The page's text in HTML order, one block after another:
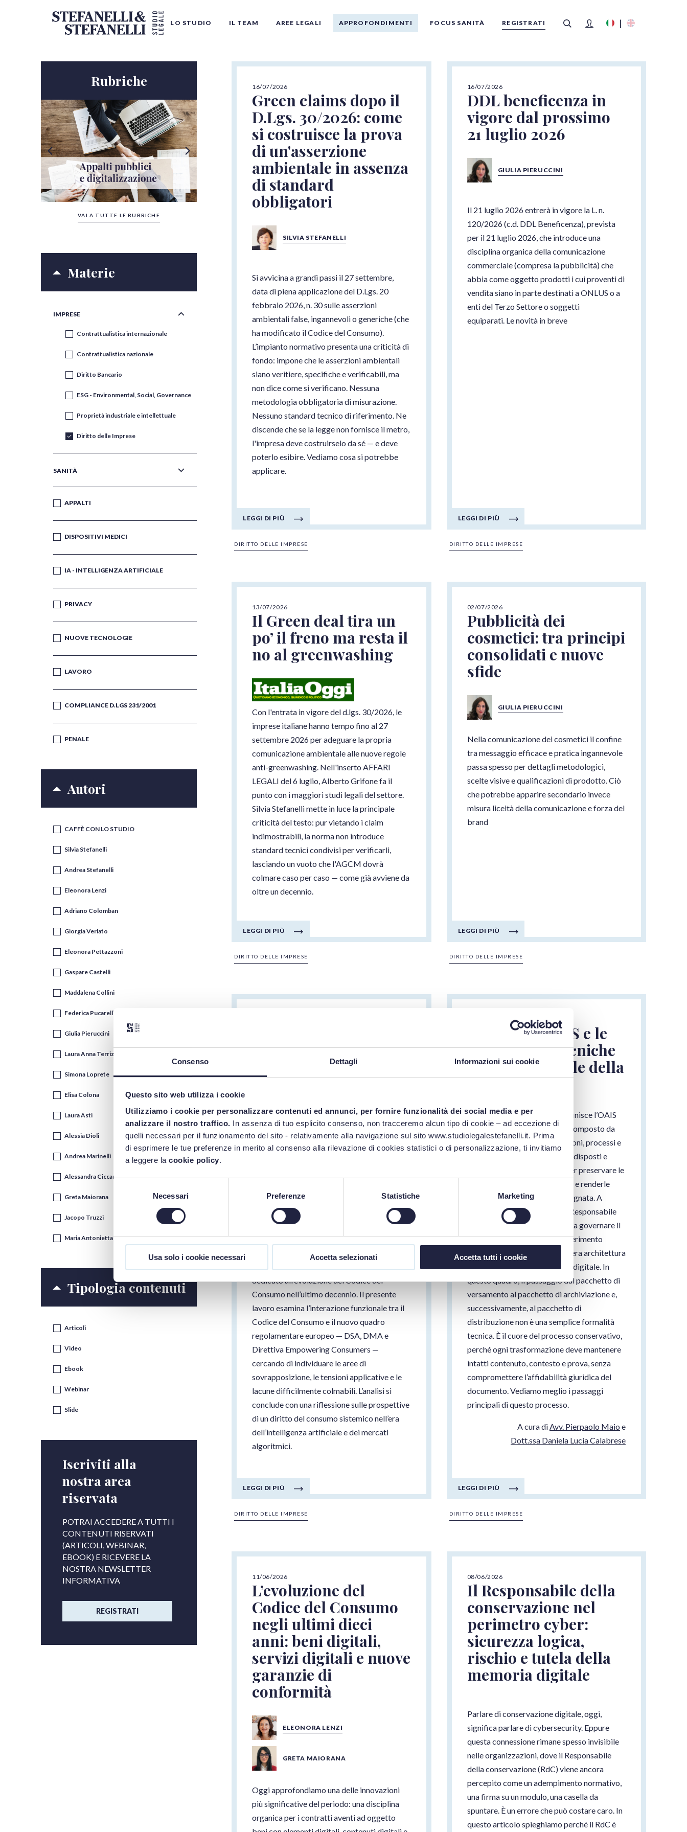
Consenso Dettagli Informazioni sui cookie
Questo sito web utilizza i cookie
Utilizziamo i cookie per personalizzare contenuti ed annunci, per fornire funzionalità dei social media e per
analizzare il nostro traffico. In assenza di tuo esplicito consenso, non tracceremo alcun tipo di cookie – ad eccezione di
quelli necessari per il funzionamento del sito - relativamente alla navigazione sul sito www.studiolegalestefanelli.it. Prima
di esprimere le tue preferenze in merito al consenso alla rilevazione di cookies statistici o di personalizzazione, ti invitiamo
a leggere la cookie policy.
Necessari Preferenze Statistiche Marketing
Usa solo i cookie necessari Accetta selezionati Accetta tutti i cookie
LO STUDIO IL TEAM AREE LEGALI APPROFONDIMENTI FOCUS SANITÀ REGISTRATI
Tutte le categorie Tutti gli autori
Rubriche
VAI A TUTTE LE RUBRICHE
Materie
IMPRESE
Contrattualistica internazionale
Contrattualistica nazionale
Diritto Bancario
ESG - Environmental, Social, Governance
Proprietà industriale e intellettuale
Diritto delle Imprese
SANITÀ
APPALTI
DISPOSITIVI MEDICI
IA - INTELLIGENZA ARTIFICIALE
PRIVACY
NUOVE TECNOLOGIE
LAVORO
COMPLIANCE D.LGS 231/2001
PENALE
Autori
CAFFÈ CON LO STUDIO
Silvia Stefanelli
Andrea Stefanelli
Eleonora Lenzi
Adriano Colomban
Giorgia Verlato
Eleonora Pettazzoni
Gaspare Castelli
Maddalena Collini
Federica Pucarelli
Giulia Pieruccini
Laura Anna Terrizzi
Simona Loprete
Elisa Colona
Laura Asti
Alessia Dioli
Andrea Marinelli
Alessandra Ciccarelli
Greta Maiorana
Jacopo Truzzi
Maria Antonietta Portaluri
Tipologia contenuti
Articoli
Video
Ebook
Webinar
Slide
Iscriviti alla
nostra area
riservata
POTRAI ACCEDERE A TUTTI I
CONTENUTI RISERVATI
(ARTICOLI, WEBINAR,
EBOOK) E RICEVERE LA
NOSTRA NEWSLETTER
INFORMATIVA
REGISTRATI
16/07/2026
Green claims dopo il
D.Lgs. 30/2026: come
si costruisce la prova
di un'asserzione
ambientale in assenza
di standard
obbligatori
SILVIA STEFANELLI
Si avvicina a grandi passi il 27 settembre,
data di piena applicazione del D.Lgs. 20
febbraio 2026, n. 30 sulle asserzioni
ambientali false, ingannevoli o generiche (che
ha modificato il Codice del Consumo).
L’impianto normativo presenta una criticità di
fondo: impone che le asserzioni ambientali
siano veritiere, specifiche e verificabili, ma
non dice come si verificano. Nessuna
metodologia obbligatoria di misurazione.
Nessuno standard tecnico di riferimento. Ne
discende che se la legge non fornisce il metro,
l'impresa deve costruirselo da sé — e deve
poterlo esibire. Vediamo cosa si potrebbe
applicare.
LEGGI DI PIÙ
DIRITTO DELLE IMPRESE
16/07/2026
DDL beneficenza in
vigore dal prossimo
21 luglio 2026
GIULIA PIERUCCINI
Il 21 luglio 2026 entrerà in vigore la L. n.
120/2026 (c.d. DDL Beneficenza), prevista
per il 21 luglio 2026, che introduce una
disciplina organica della comunicazione
commerciale (compresa la pubblicità) che
abbia come oggetto prodotti i cui proventi di
vendita siano in parte destinati a ONLUS o a
enti del Terzo Settore o soggetti
equiparati. Le novità in breve
LEGGI DI PIÙ
DIRITTO DELLE IMPRESE
13/07/2026
Il Green deal tira un
po’ il freno ma resta il
no al greenwashing
Con l'entrata in vigore del d.lgs. 30/2026, le
imprese italiane hanno tempo fino al 27
settembre 2026 per adeguare la propria
comunicazione ambientale alle nuove regole
anti-greenwashing. Nell'inserto AFFARI
LEGALI del 6 luglio, Alberto Grifone fa il
punto con i maggiori studi legali del settore.
Silvia Stefanelli mette in luce la principale
criticità del testo: pur vietando i claim
indimostrabili, la norma non introduce
standard tecnici condivisi per verificarli,
lasciando un vuoto che l'AGCM dovrà
colmare caso per caso — come già avviene da
oltre un decennio.
LEGGI DI PIÙ
DIRITTO DELLE IMPRESE
02/07/2026
Pubblicità dei
cosmetici: tra principi
consolidati e nuove
sfide
GIULIA PIERUCCINI
Nella comunicazione dei cosmetici il confine
tra messaggio efficace e pratica ingannevole
passa spesso per dettagli metodologici,
scelte visive e qualificazioni di prodotto. Ciò
che potrebbe apparire secondario invece
misura liceità della comunicazione e forza del
brand
LEGGI DI PIÙ
DIRITTO DELLE IMPRESE
Consumo tra DSA,
DMA e Direttiva
Empowering
Coesistenza
normativa, tensioni di
sistema e prospettive
GRETA MAIORANA
dedicato all’evoluzione del Codice del
Consumo nell’ultimo decennio. Il presente
lavoro esamina l’interazione funzionale tra il
Codice del Consumo e il nuovo quadro
regolamentare europeo — DSA, DMA e
Direttiva Empowering Consumers —
cercando di individuare le aree di
sovrapposizione, le tensioni applicative e le
lacune difficilmente colmabili. L’analisi si
conclude con una riflessione sulle prospettive
di un diritto del consumo sistemico nell’era
dell’intelligenza artificiale e dei mercati
algoritmici.
LEGGI DI PIÙ
DIRITTO DELLE IMPRESE
Il modello OAIS e le
competenze tecniche
del responsabile della
conservazione
La norma ISO 14721:2025 definisce l’OAIS
come un sistema archivistico composto da
hardware, software, informazioni, processi e
procedure basati su policy, predisposti e
gestiti da un’organizzazione per preservare le
informazioni nel lungo periodo e renderle
disponibili a una comunità designata. A
presidiare questo sistema è il Responsabile
della conservazione, chiamato a governare il
modello OAIS non come un riferimento
teorico astratto, ma come la vera architettura
operativa della conservazione digitale. In
questo quadro, il passaggio dal pacchetto di
versamento al pacchetto di archiviazione e,
successivamente, al pacchetto di
distribuzione non è una semplice formalità
tecnica. È il cuore del processo conservativo,
perché ogni trasformazione deve mantenere
intatti contenuto, contesto e prova, senza
compromettere l’affidabilità giuridica del
documento. Vediamo meglio i passaggi
principali di questo processo.
A cura diAvv. Pierpaolo Maio e
Dott.ssa Daniela Lucia Calabrese
LEGGI DI PIÙ
DIRITTO DELLE IMPRESE
11/06/2026
L’evoluzione del
Codice del Consumo
negli ultimi dieci
anni: beni digitali,
servizi digitali e nuove
garanzie di
conformità
ELEONORA LENZI
GRETA MAIORANA
Oggi approfondiamo una delle innovazioni
più significative del periodo: una disciplina
organica per i contratti aventi ad oggetto
08/06/2026
Il Responsabile della
conservazione nel
perimetro cyber:
sicurezza logica,
rischio e tutela della
memoria digitale
Parlare di conservazione digitale, oggi,
significa parlare di cybersecurity. Eppure
questa connessione rimane spesso invisibile
nelle organizzazioni, dove il Responsabile
della conservazione (RdC) viene ancora
percepito come un adempimento normativo,
una firma su un modulo, una casella da
spuntare. È un errore che può costare caro. In
questo articolo spieghiamo perché il RdC è